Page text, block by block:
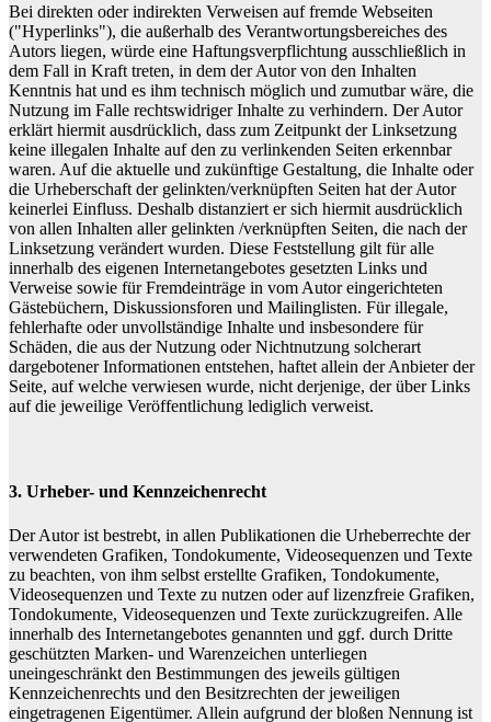
Bei direkten oder indirekten Verweisen auf fremde Webseiten
("Hyperlinks"), die außerhalb des Verantwortungsbereiches des
Autors liegen, würde eine Haftungsverpflichtung ausschließlich in
dem Fall in Kraft treten, in dem der Autor von den Inhalten
Kenntnis hat und es ihm technisch möglich und zumutbar wäre, die
Nutzung im Falle rechtswidriger Inhalte zu verhindern. Der Autor
erklärt hiermit ausdrücklich, dass zum Zeitpunkt der Linksetzung
keine illegalen Inhalte auf den zu verlinkenden Seiten erkennbar
waren. Auf die aktuelle und zukünftige Gestaltung, die Inhalte oder
die Urheberschaft der gelinkten/verknüpften Seiten hat der Autor
keinerlei Einfluss. Deshalb distanziert er sich hiermit ausdrücklich
von allen Inhalten aller gelinkten /verknüpften Seiten, die nach der
Linksetzung verändert wurden. Diese Feststellung gilt für alle
innerhalb des eigenen Internetangebotes gesetzten Links und
Verweise sowie für Fremdeinträge in vom Autor eingerichteten
Gästebüchern, Diskussionsforen und Mailinglisten. Für illegale,
fehlerhafte oder unvollständige Inhalte und insbesondere für
Schäden, die aus der Nutzung oder Nichtnutzung solcherart
dargebotener Informationen entstehen, haftet allein der Anbieter der
Seite, auf welche verwiesen wurde, nicht derjenige, der über Links
auf die jeweilige Veröffentlichung lediglich verweist.
3. Urheber- und Kennzeichenrecht
Der Autor ist bestrebt, in allen Publikationen die Urheberrechte der
verwendeten Grafiken, Tondokumente, Videosequenzen und Texte
zu beachten, von ihm selbst erstellte Grafiken, Tondokumente,
Videosequenzen und Texte zu nutzen oder auf lizenzfreie Grafiken,
Tondokumente, Videosequenzen und Texte zurückzugreifen. Alle
innerhalb des Internetangebotes genannten und ggf. durch Dritte
geschützten Marken- und Warenzeichen unterliegen
uneingeschränkt den Bestimmungen des jeweils gültigen
Kennzeichenrechts und den Besitzrechten der jeweiligen
eingetragenen Eigentümer. Allein aufgrund der bloßen Nennung ist